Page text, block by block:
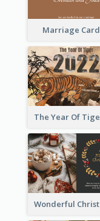
Marriage Card